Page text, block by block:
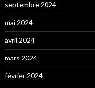
septembre 2024
mai 2024
avril 2024
mars 2024
février 2024